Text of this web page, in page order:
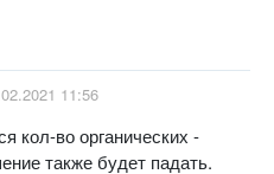
11:56
кол-во органических -
также будет падать.